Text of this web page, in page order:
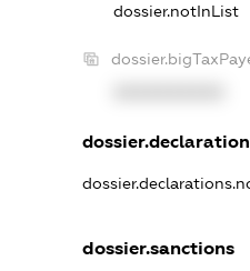
dossier.notInList
dossier.sanctions